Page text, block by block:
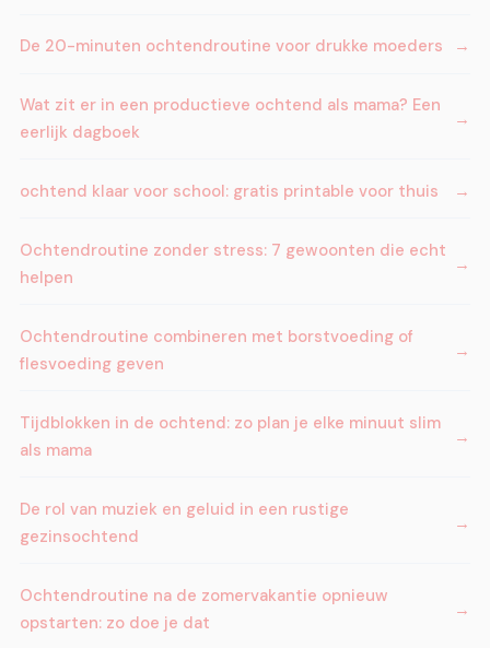
De 20-minuten ochtendroutine voor drukke moeders
Wat zit er in een productieve ochtend als mama? Een
eerlijk dagboek
ochtend klaar voor school: gratis printable voor thuis
Ochtendroutine zonder stress: 7 gewoonten die echt
helpen
Ochtendroutine combineren met borstvoeding of
flesvoeding geven
Tijdblokken in de ochtend: zo plan je elke minuut slim
als mama
De rol van muziek en geluid in een rustige
gezinsochtend
Ochtendroutine na de zomervakantie opnieuw
opstarten: zo doe je dat